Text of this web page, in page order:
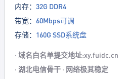
内存： 32G DDR4
带宽： 60Mbps可调
存储： 160G SSD系统盘
· 域名白名单提交地址:xy.fuidc.cn
· 湖北电信骨干 · 网络极其稳定